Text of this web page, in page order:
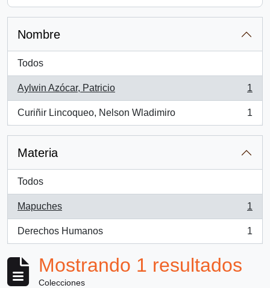
Nombre
Todos
Aylwin Azócar, Patricio
, 1 resultados
1
Curiñir Lincoqueo, Nelson Wladimiro
, 1 resultados
1
Materia
Todos
Mapuches
, 1 resultados
1
Derechos Humanos
, 1 resultados
1
Mostrando 1 resultados
Colecciones